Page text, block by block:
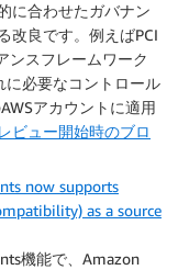
に合わせたガバナン
改良です。例えばPCI
ンスフレームワーク
に必要なコントロール
アカウントに適用
ビュー開始時のブロ
now supports
as a source
機能で、Amazon